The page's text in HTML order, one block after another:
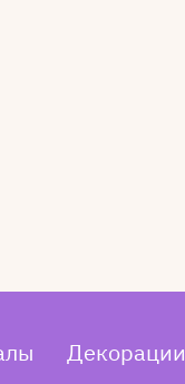
Декорации